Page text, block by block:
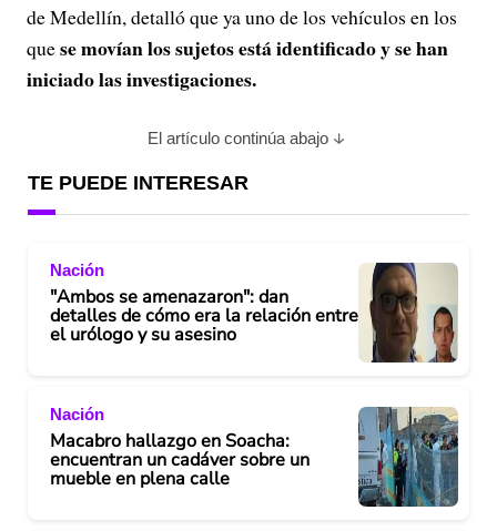
de Medellín, detalló que ya uno de los vehículos en los
quese movían los sujetos está identificado y se han
iniciado las investigaciones.
El artículo continúa abajo
TE PUEDE INTERESAR
Nación
"Ambos se amenazaron": dan
detalles de cómo era la relación entre
el urólogo y su asesino
Nación
Macabro hallazgo en Soacha:
encuentran un cadáver sobre un
mueble en plena calle